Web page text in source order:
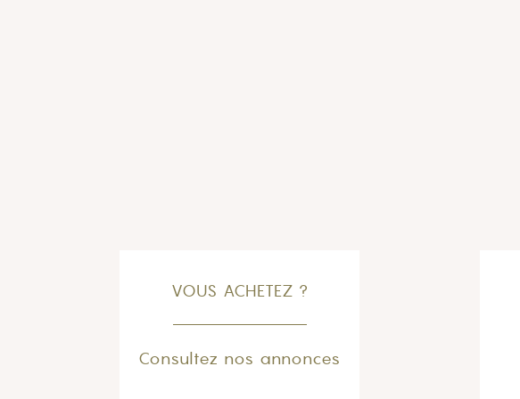
VOUS ACHETEZ ?
Consultez nos annonces